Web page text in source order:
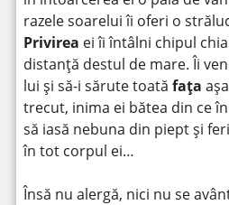
razele soarelui îi oferi o
Privirea ei îi întâlni chipul
distanță destul de mare. Îi
lui și să-i sărute toată fața
trecut, inima ei bătea din ce
să iasă nebuna din piept și
în tot corpul ei…
Însă nu alergă, nici nu se